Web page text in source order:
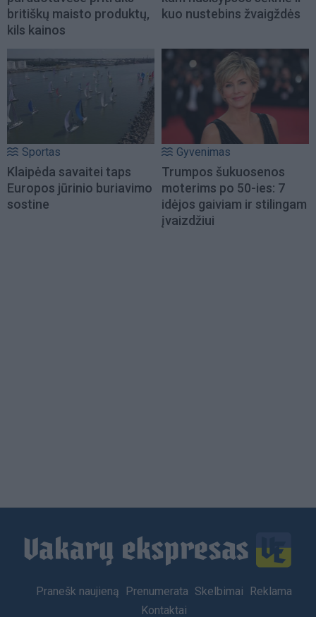
britiškų maisto produktų,
kils kainos
kuo nustebins žvaigždės
Sportas
Klaipėda savaitei taps
Europos jūrinio buriavimo
sostine
Gyvenimas
Trumpos šukuosenos
moterims po 50-ies: 7
idėjos gaiviam ir stilingam
įvaizdžiui
Footer
Pranešk naujieną Prenumerata Skelbimai
Reklama
Kontaktai